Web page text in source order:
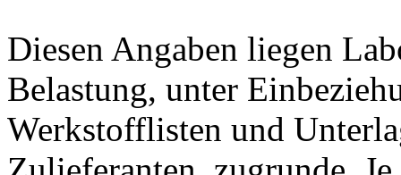
Diesen Angaben liegen
Belastung, unter
Werkstofflisten und